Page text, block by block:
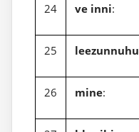
24 ve inni:
25 leezunnuhu
26 mine: